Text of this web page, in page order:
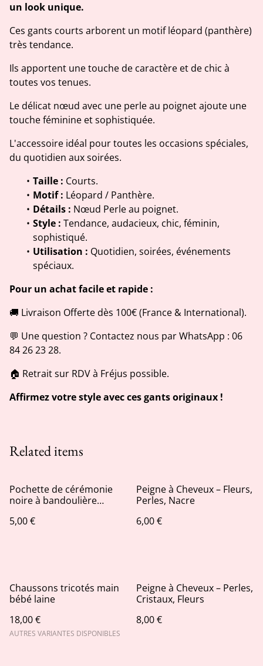
un look unique.
Ces gants courts arborent un motif léopard (panthère)
très tendance.
Ils apportent une touche de caractère et de chic à
toutes vos tenues.
Le délicat nœud avec une perle au poignet ajoute une
touche féminine et sophistiquée.
L'accessoire idéal pour toutes les occasions spéciales,
du quotidien aux soirées.
Taille : Courts.
Motif : Léopard / Panthère.
Détails : Nœud Perle au poignet.
Style : Tendance, audacieux, chic, féminin,
sophistiqué.
Utilisation : Quotidien, soirées, événements
spéciaux.
Pour un achat facile et rapide :
🚚 Livraison Offerte dès 100€ (France & International).
💬 Une question ? Contactez nous par WhatsApp : 06
84 26 23 28.
🏠 Retrait sur RDV à Fréjus possible.
Affirmez votre style avec ces gants originaux !
Related items
Pochette de cérémonie
noire à bandoulière
5,00 €
Peigne à Cheveux – Fleurs,
Perles, Nacre
6,00 €
Chaussons tricotés main
bébé laine
18,00 €
AUTRES VARIANTES DISPONIBLES
Peigne à Cheveux – Perles,
Cristaux, Fleurs
8,00 €